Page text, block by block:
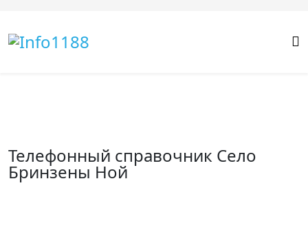
Телефонный справочник Село
Бринзены Ной